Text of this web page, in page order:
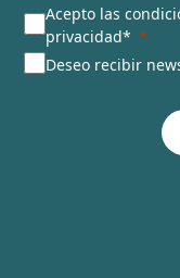
Acepto las
privacidad*
Deseo recibir